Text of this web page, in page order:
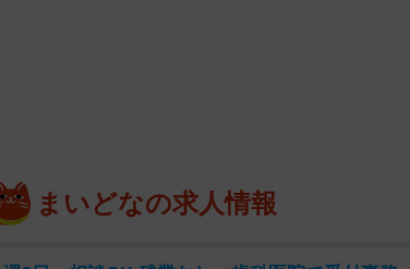
まいどなの求人情報